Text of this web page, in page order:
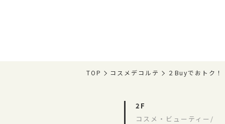
TOP コスメデコルテ ２Buyでおトク
2F
コスメ・ビューティー/